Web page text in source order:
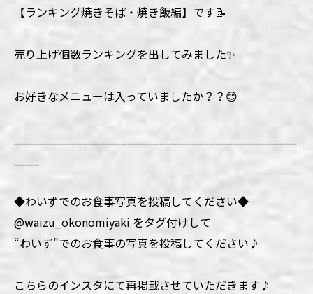
【ランキング焼きそば・焼き飯編】です📝
売り上げ個数ランキングを出してみました✨
お好きなメニューは入っていましたか？？😊
◆わいずでのお食事写真を投稿してください◆
@waizu_okonomiyaki をタグ付けして
“わいず”でのお食事の写真を投稿してください♪
こちらのインスタにて再掲載させていただきます♪